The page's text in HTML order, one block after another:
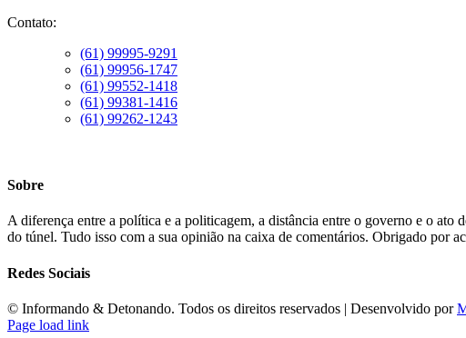
Contato:
(61) 99995-9291
(61) 99956-1747
(61) 99552-1418
(61) 99381-1416
(61) 99262-1243
Sobre
A diferença entre a política e a politicagem, a distância entre o governo e o ato
do túnel. Tudo isso com a sua opinião na caixa de comentários. Obrigado por
Redes Sociais
©️ Informando & Detonando. Todos os direitos reservados | Desenvolvido por
Page load link